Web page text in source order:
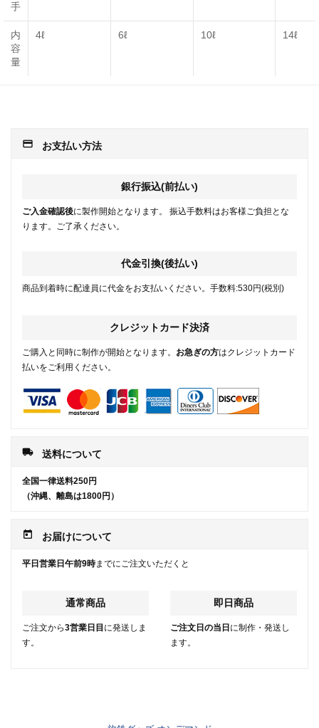
手
内
容
量
4ℓ 6ℓ 10ℓ 14ℓ
payment お支払い方法
銀行振込(前払い)
ご入金確認後に製作開始となります。 振込手数料はお客様ご負担とな
ります。ご了承ください。
代金引換(後払い)
商品到着時に配達員に代金をお支払いください。手数料:530円(税別)
クレジットカード決済
ご購入と同時に制作が開始となります。 お急ぎの方はクレジットカード
払いをご利用ください。
local_shipping 送料について
全国一律送料250円
（沖縄、離島は1800円）
today お届けについて
平日営業日午前9時までにご注文いただくと
通常商品
ご注文から3営業日目 に発送しま
す。
即日商品
ご注文日の当日 に制作・発送し
ます。